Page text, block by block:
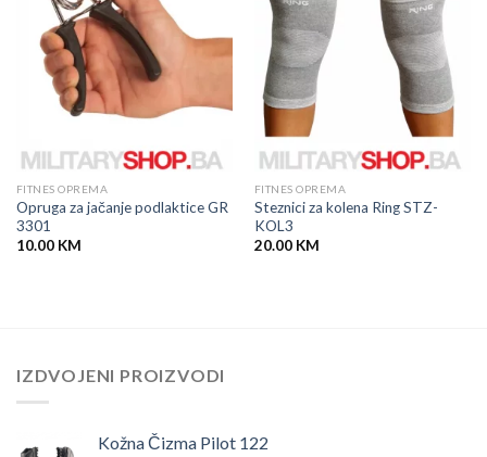
FITNES OPREMA
Opruga za jačanje podlaktice GR
3301
10.00 KM
FITNES OPREMA
Steznici za kolena Ring STZ-
KOL3
20.00 KM
IZDVOJENI PROIZVODI
Kožna Čizma Pilot 122